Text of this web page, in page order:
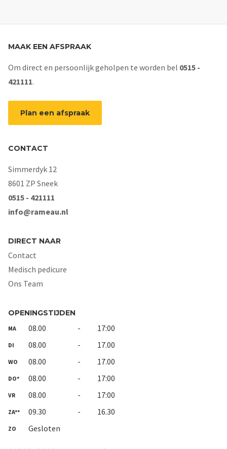
MAAK EEN AFSPRAAK
Om direct en persoonlijk geholpen te worden bel 0515 -
421111.
Plan een afspraak
CONTACT
Simmerdyk 12
8601 ZP Sneek
0515 - 421111
info@rameau.nl
DIRECT NAAR
Contact
Medisch pedicure
Ons Team
OPENINGSTIJDEN
MA 08.00 - 17:00
DI 08.00 - 17.00
WO 08.00 - 17.00
DO* 08.00 - 17:00
VR 08.00 - 17:00
ZA** 09.30 - 16.30
ZO Gesloten